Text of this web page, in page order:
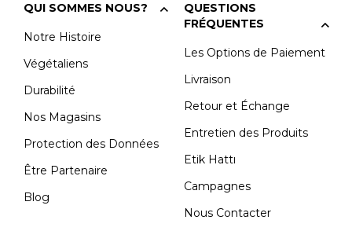
QUI SOMMES NOUS?
Notre Histoire
Végétaliens
Durabilité
Nos Magasins
Protection des Données
Être Partenaire
Blog
QUESTIONS
FRÉQUENTES
Les Options de Paiement
Livraison
Retour et Échange
Entretien des Produits
Etik Hattı
Campagnes
Nous Contacter